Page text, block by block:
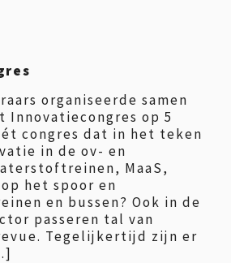
organiseerde samen
Innovatiecongres op 5
congres dat in het teken
in de ov- en
MaaS,
het spoor en
en bussen? Ook in de
passeren tal van
Tegelijkertijd zijn er